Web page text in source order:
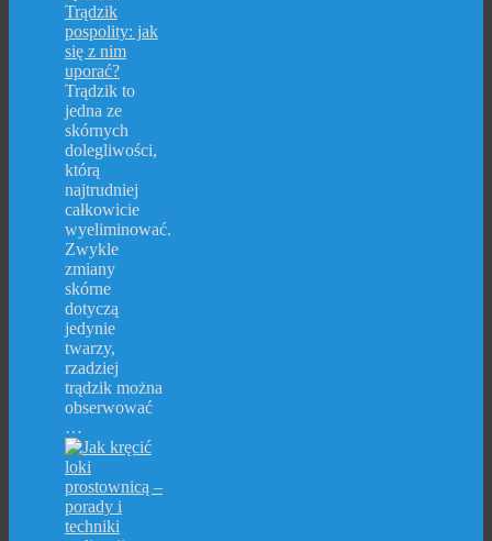
Trądzik
pospolity: jak
się z nim
uporać?
Trądzik to
jedna ze
skórnych
dolegliwości,
którą
najtrudniej
całkowicie
wyeliminować.
Zwykle
zmiany
skórne
dotyczą
jedynie
twarzy,
rzadziej
trądzik można
obserwować
…